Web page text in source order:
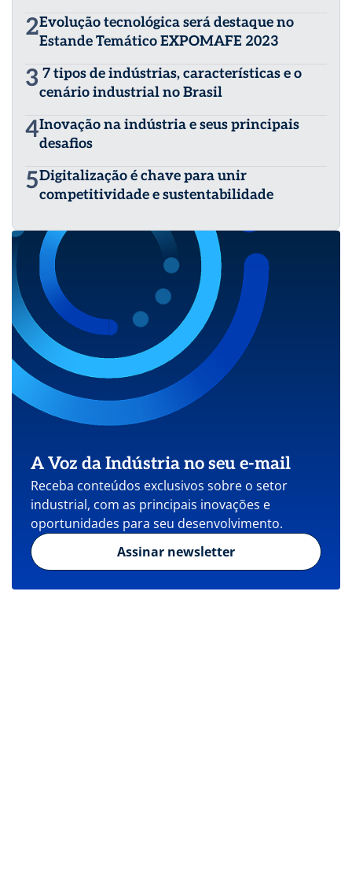
2Evolução tecnológica será destaque no
Estande Temático EXPOMAFE 2023
3 7 tipos de indústrias, características e o
cenário industrial no Brasil
4Inovação na indústria e seus principais
desafios
5Digitalização é chave para unir
competitividade e sustentabilidade
A Voz da Indústria no seu e-mail
Receba conteúdos exclusivos sobre o setor
industrial, com as principais inovações e
oportunidades para seu desenvolvimento.
Assinar newsletter